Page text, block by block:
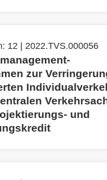
12 | 2022.TVS.000056
zur
und